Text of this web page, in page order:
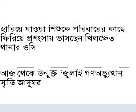
হারিয়ে যাওয়া শিশুকে পরিবারের কাছে
ফিরিয়ে প্রশংসায় ভাসছেন খিলক্ষেত
থানার ওসি
আজ থেকে উন্মুক্ত ‘জুলাই গণঅভ্যুত্থান
স্মৃতি জাদুঘর